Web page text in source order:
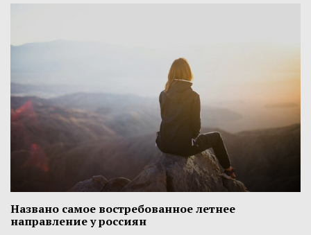
Названо самое востребованное летнее
направление у россиян